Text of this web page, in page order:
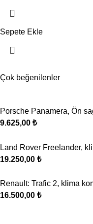
Sepete Ekle
Çok beğenilenler
Porsche Panamera, Ön
9.625,00 ₺
Land Rover Freelander,
19.250,00 ₺
Renault: Trafic 2, klima
16.500,00 ₺